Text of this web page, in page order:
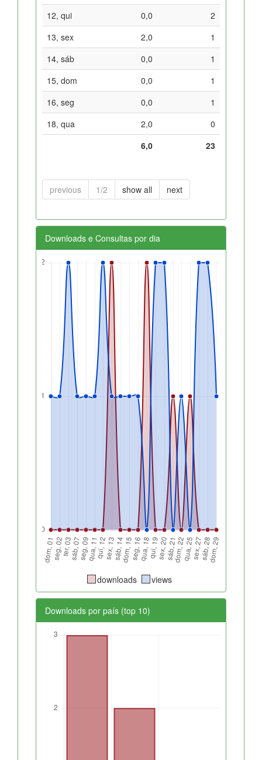
12, qui
0,0
2
13, sex
2,0
1
14, sáb
0,0
1
15, dom
0,0
1
16, seg
0,0
1
18, qua
2,0
0
6,0
23
previous 1/2 show all next
Downloads e Consultas por dia
downloads views
Downloads por país (top 10)